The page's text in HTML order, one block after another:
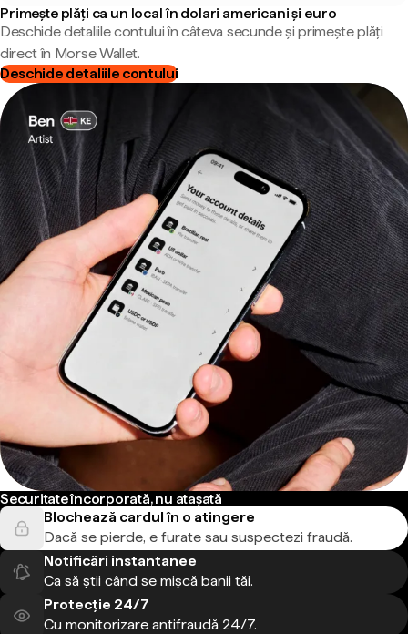
Primește plăți ca un local în dolari americani și euro
Deschide detaliile contului în câteva secunde și primește plăți
direct în Morse Wallet.
Deschide detaliile contului
Securitate încorporată, nu atașată
Blochează cardul în o atingere
Dacă se pierde, e furate sau suspectezi fraudă.
Notificări instantanee
Ca să știi când se mișcă banii tăi.
Protecție 24/7
Cu monitorizare antifraudă 24/7.